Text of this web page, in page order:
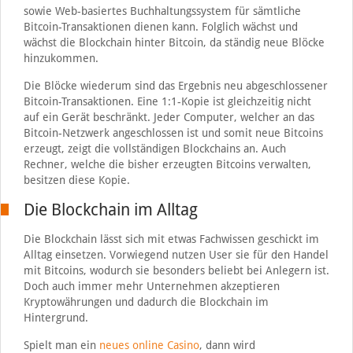
sowie Web-basiertes Buchhaltungssystem für sämtliche
Bitcoin-Transaktionen dienen kann. Folglich wächst und
wächst die Blockchain hinter Bitcoin, da ständig neue Blöcke
hinzukommen.
Die Blöcke wiederum sind das Ergebnis neu abgeschlossener
Bitcoin-Transaktionen. Eine 1:1-Kopie ist gleichzeitig nicht
auf ein Gerät beschränkt. Jeder Computer, welcher an das
Bitcoin-Netzwerk angeschlossen ist und somit neue Bitcoins
erzeugt, zeigt die vollständigen Blockchains an. Auch
Rechner, welche die bisher erzeugten Bitcoins verwalten,
besitzen diese Kopie.
Die Blockchain im Alltag
Die Blockchain lässt sich mit etwas Fachwissen geschickt im
Alltag einsetzen. Vorwiegend nutzen User sie für den Handel
mit Bitcoins, wodurch sie besonders beliebt bei Anlegern ist.
Doch auch immer mehr Unternehmen akzeptieren
Kryptowährungen und dadurch die Blockchain im
Hintergrund.
Spielt man ein neues online Casino, dann wird